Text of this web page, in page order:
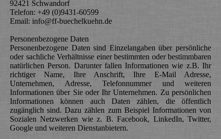
92421 Schwandorf
Telefon: +49 (0)9431-60599
Email: info@ff-buechelkuehn.de
Personenbezogene Daten
Personenbezogene Daten sind Einzelangaben über persönliche
oder sachliche Verhältnisse einer bestimmten oder bestimmbaren
natürlichen Person. Darunter fallen Informationen wie z.B. Ihr
richtiger Name, Ihre Anschrift, Ihre E-Mail Adresse,
Unternehmen, Adresse, Telefonnummer und weiteren
Informationen über Sie oder Ihr Unternehmen. Zu persönlichen
Informationen können auch Daten zählen, die öffentlich
zugänglich sind. Dazu zählen zum Beispiel Informationen von
Sozialen Netzwerken wie z. B. Facebook, LinkedIn, Twitter,
Google und weiteren Dienstanbietern.